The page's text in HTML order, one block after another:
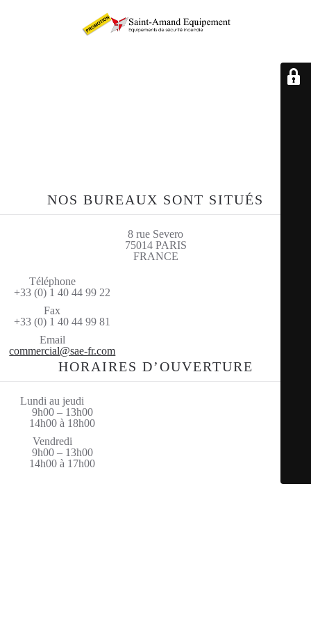
NOS BUREAUX SONT SITUÉS
8 rue Severo
75014 PARIS
FRANCE
Téléphone
+33 (0) 1 40 44 99 22
Fax
+33 (0) 1 40 44 99 81
Email
commercial@sae-fr.com
HORAIRES D’OUVERTURE
Lundi au jeudi
9h00 – 13h00
14h00 à 18h00
Vendredi
9h00 – 13h00
14h00 à 17h00